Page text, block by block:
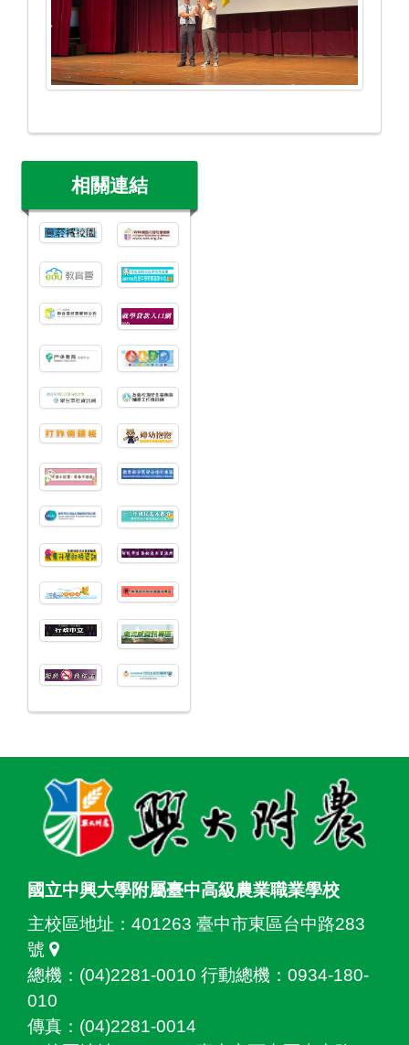
相關連結
國立中興大學附屬臺中高級農業職業學校
主校區地址： 401263 臺中市東區台中路283
號
總機：(04)2281-0010 行動總機：0934-180-
010
傳真：(04)2281-0014